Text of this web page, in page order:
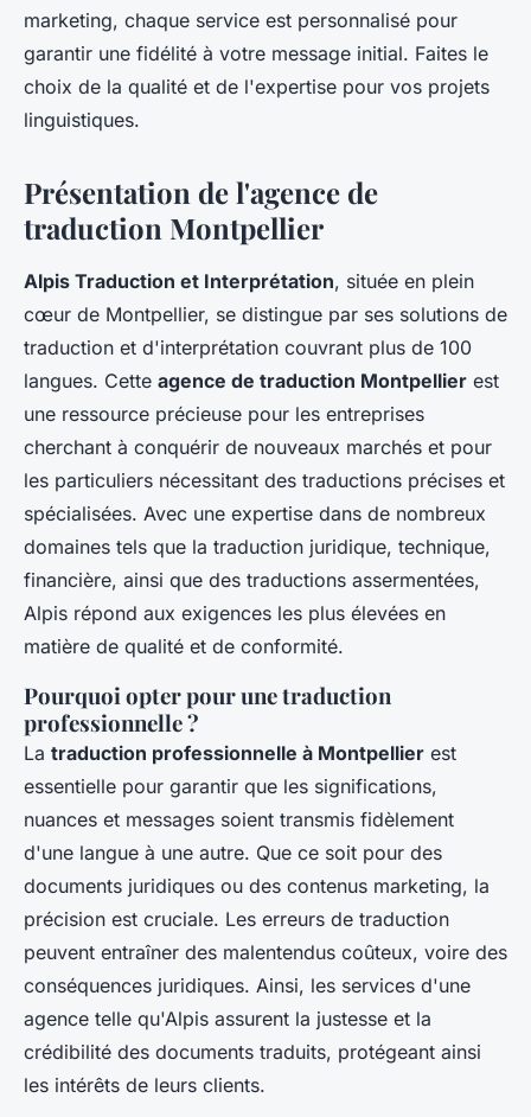
marketing, chaque service est personnalisé pour
garantir une fidélité à votre message initial. Faites le
choix de la qualité et de l'expertise pour vos projets
linguistiques.
Présentation de l'agence de
traduction Montpellier
Alpis Traduction et Interprétation, située en plein
cœur de Montpellier, se distingue par ses solutions de
traduction et d'interprétation couvrant plus de 100
langues. Cette agence de traduction Montpellier est
une ressource précieuse pour les entreprises
cherchant à conquérir de nouveaux marchés et pour
les particuliers nécessitant des traductions précises et
spécialisées. Avec une expertise dans de nombreux
domaines tels que la traduction juridique, technique,
financière, ainsi que des traductions assermentées,
Alpis répond aux exigences les plus élevées en
matière de qualité et de conformité.
Pourquoi opter pour une traduction
professionnelle ?
La traduction professionnelle à Montpellier est
essentielle pour garantir que les significations,
nuances et messages soient transmis fidèlement
d'une langue à une autre. Que ce soit pour des
documents juridiques ou des contenus marketing, la
précision est cruciale. Les erreurs de traduction
peuvent entraîner des malentendus coûteux, voire des
conséquences juridiques. Ainsi, les services d'une
agence telle qu'Alpis assurent la justesse et la
crédibilité des documents traduits, protégeant ainsi
les intérêts de leurs clients.